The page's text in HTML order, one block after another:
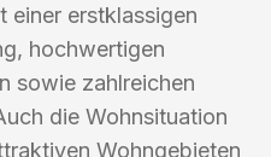
einer erstklassigen
hochwertigen
sowie zahlreichen
die Wohnsituation
Wohngebieten